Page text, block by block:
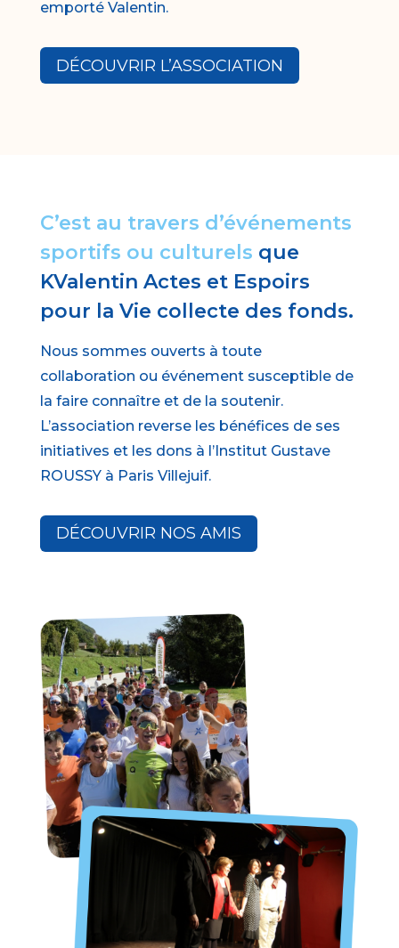
emporté Valentin.
DÉCOUVRIR L’ASSOCIATION
C’est au travers d’événements
sportifs ou culturels que
KValentin Actes et Espoirs
pour la Vie collecte des fonds.
Nous sommes ouverts à toute
collaboration ou événement susceptible de
la faire connaître et de la soutenir.
L’association reverse les bénéfices de ses
initiatives et les dons à l’Institut Gustave
ROUSSY à Paris Villejuif.
DÉCOUVRIR NOS AMIS